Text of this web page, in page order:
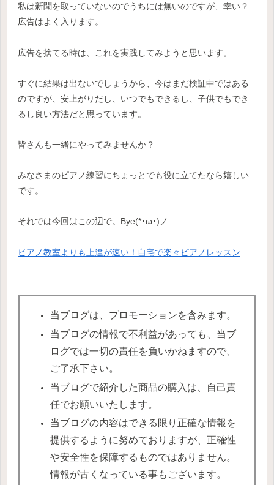
私は新聞を取っていないのでうちには無いのですが、幸い？
広告はよく入ります。
広告を捨てる時は、これを実践してみようと思います。
すぐに結果は出ないでしょうから、今はまだ検証中ではある
のですが、安上がりだし、いつでもできるし、子供でもでき
るし良い方法だと思っています。
皆さんも一緒にやってみませんか？
みなさまのピアノ練習にちょっとでも役に立てたなら嬉しい
です。
それでは今回はこの辺で。Bye(*･ω･)ノ
ピアノ教室よりも上達が速い！自宅で楽々ピアノレッスン
当ブログは、プロモーションを含みます。
当ブログの情報で不利益があっても、当ブ
ログでは一切の責任を負いかねますので、
ご了承下さい。
当ブログで紹介した商品の購入は、自己責
任でお願いいたします。
当ブログの内容はできる限り正確な情報を
提供するように努めておりますが、正確性
や安全性を保障するものではありません。
情報が古くなっている事もございます。